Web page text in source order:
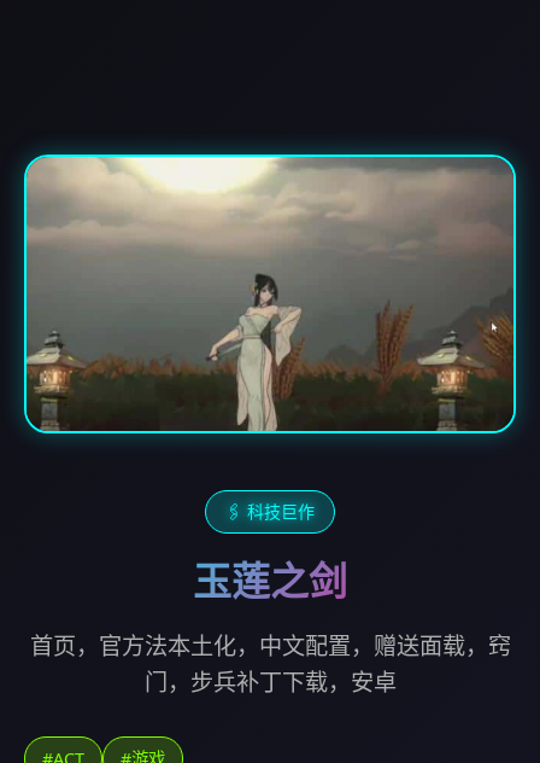
🖇️ 科技巨作
玉莲之剑
首页，官方法本土化，中文配置，赠送面载，窍
门，步兵补丁下载，安卓